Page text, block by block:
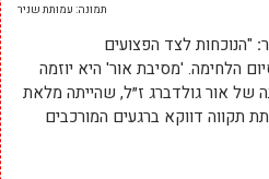
תמונה: עמותת שניר
: "הנוכחות לצד הפצועים
הלחימה. 'מסיבת אור' היא יוזמה
של אור גולדברג ז״ל, שהייתה מלאת
תקווה דווקא ברגעים המורכבים